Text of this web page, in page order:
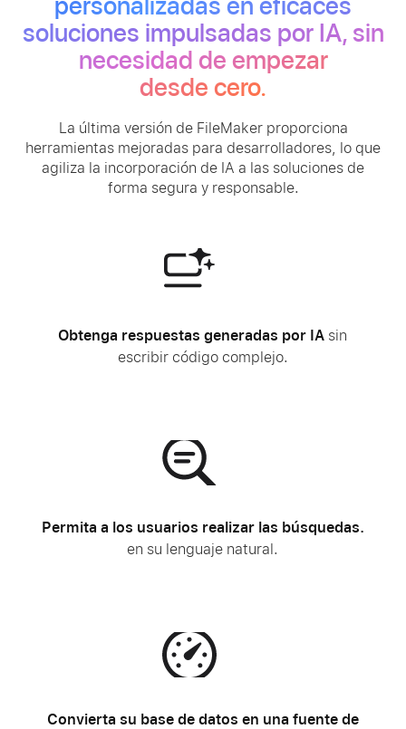
soluciones impulsadas por IA, sin
necesidad de empezar
desde cero.
La última versión de FileMaker proporciona
herramientas mejoradas para desarrolladores, lo que
agiliza la incorporación de IA a las soluciones de
forma segura y responsable.
Obtenga respuestas generadas por IA sin
escribir código complejo.
Permita a los usuarios realizar las búsquedas.
en su lenguaje natural.
Convierta su base de datos en una fuente de